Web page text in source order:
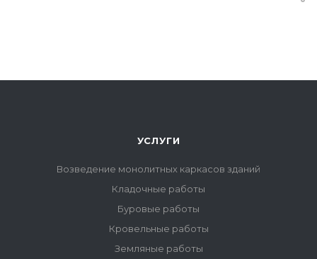
УСЛУГИ
Возведение монолитных каркасов зданий
Кладочные работы
Буровые работы
Кровельные работы
Земляные работы